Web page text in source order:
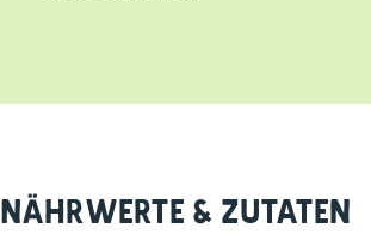
Nährwerte & Zutaten